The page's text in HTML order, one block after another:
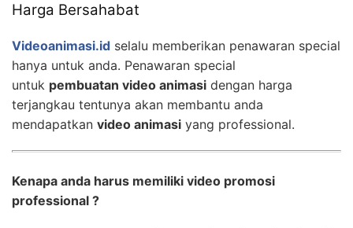
Harga Bersahabat
Videoanimasi.id selalu memberikan penawaran special
hanya untuk anda. Penawaran special
untuk pembuatan video animasi dengan harga
terjangkau tentunya akan membantu anda
mendapatkan video animasi yang professional.
Kenapa anda harus memiliki video promosi
professional ?